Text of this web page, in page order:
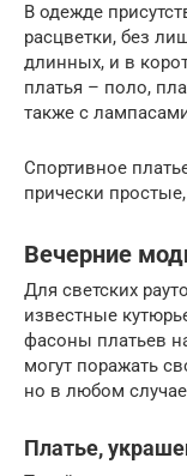
В одежде
расцветки, без
длинных, и в
платья – поло,
также с
Спортивное
прически
Вечерние
Для светских
известные
фасоны платьев
могут поражать
но в любом
Платье,